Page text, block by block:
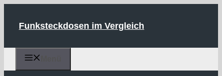
InhaltFunksteckdosen im Vergleich